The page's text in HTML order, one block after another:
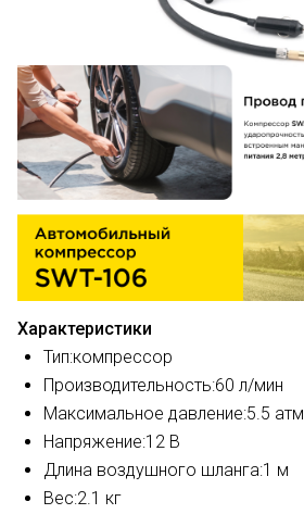
Характеристики
Тип:компрессор
Производительность:60 л/мин
Максимальное давление:5.5 атм
Напряжение:12 В
Длина воздушного шланга:1 м
Вес:2.1 кг